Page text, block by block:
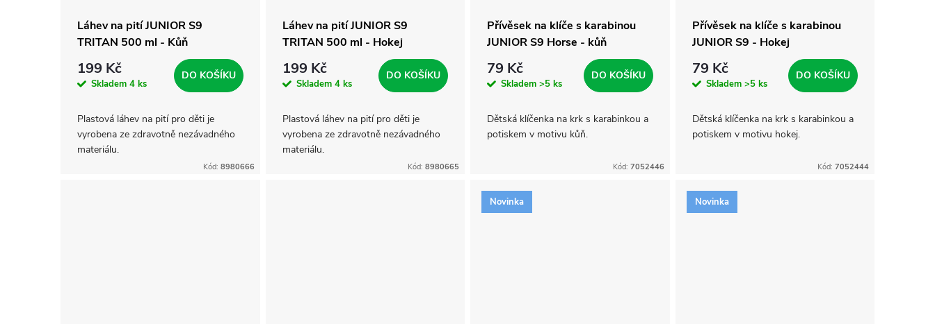
Láhev na pití JUNIOR S9
TRITAN 500 ml - Kůň
199 Kč
Skladem 4 ks
DO KOŠÍKU
Plastová láhev na pití pro děti je
vyrobena ze zdravotně nezávadného
materiálu.
Kód: 8980666
Láhev na pití JUNIOR S9
TRITAN 500 ml - Hokej
199 Kč
Skladem 4 ks
DO KOŠÍKU
Plastová láhev na pití pro děti je
vyrobena ze zdravotně nezávadného
materiálu.
Kód: 8980665
Přívěsek na klíče s karabinou
JUNIOR S9 Horse - kůň
79 Kč
Skladem >5 ks
DO KOŠÍKU
Dětská klíčenka na krk s karabinkou a
potiskem v motivu kůň.
Kód: 7052446
Přívěsek na klíče s karabinou
JUNIOR S9 - Hokej
79 Kč
Skladem >5 ks
DO KOŠÍKU
Dětská klíčenka na krk s karabinkou a
potiskem v motivu hokej.
Kód: 7052444
Novinka Novinka